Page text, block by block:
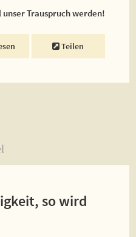
unser Trauspruch werden!
Teilen
so wird